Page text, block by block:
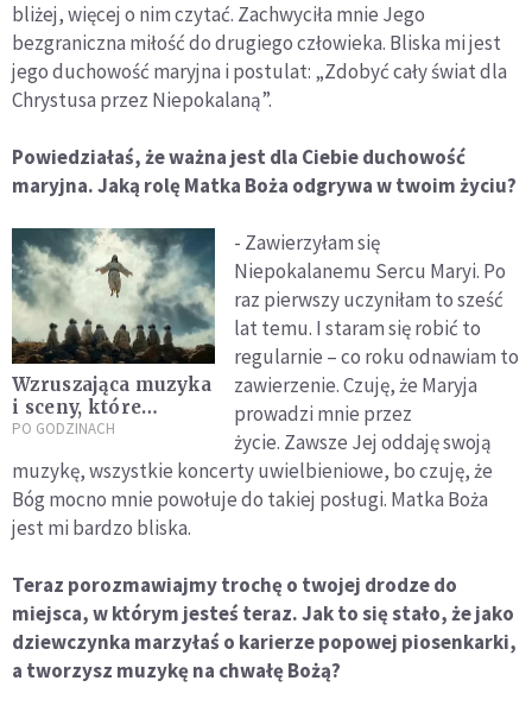
bliżej, więcej o nim czytać. Zachwyciła mnie Jego
bezgraniczna miłość do drugiego człowieka. Bliska mi jest
jego duchowość maryjna i postulat: „Zdobyć cały świat dla
Chrystusa przez Niepokalaną”.
Powiedziałaś, że ważna jest dla Ciebie duchowość
maryjna. Jaką rolę Matka Boża odgrywa w twoim życiu?
Wzruszająca muzyka
i sceny, które
zapamiętasz na
najważniejsze
wydarzenia z Biblii
w 90 sekund
[WIDEO]
PO GODZINACH
- Zawierzyłam się
Niepokalanemu Sercu Maryi. Po
raz pierwszy uczyniłam to sześć
lat temu. I staram się robić to
regularnie – co roku odnawiam to
zawierzenie. Czuję, że Maryja
prowadzi mnie przez
życie. Zawsze Jej oddaję swoją
muzykę, wszystkie koncerty uwielbieniowe, bo czuję, że
Bóg mocno mnie powołuje do takiej posługi. Matka Boża
jest mi bardzo bliska.
Teraz porozmawiajmy trochę o twojej drodze do
miejsca, w którym jesteś teraz. Jak to się stało, że jako
dziewczynka marzyłaś o karierze popowej piosenkarki,
a tworzysz muzykę na chwałę Bożą?